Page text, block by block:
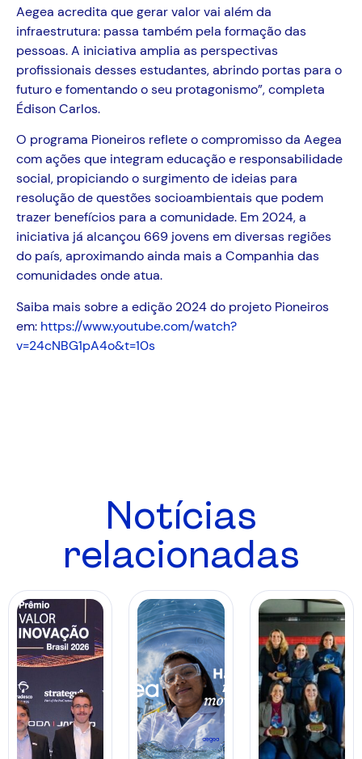
Aegea acredita que gerar valor vai além da
infraestrutura: passa também pela formação das
pessoas. A iniciativa amplia as perspectivas
profissionais desses estudantes, abrindo portas para o
futuro e fomentando o seu protagonismo”, completa
Édison Carlos.
O programa Pioneiros reflete o compromisso da Aegea
com ações que integram educação e responsabilidade
social, propiciando o surgimento de ideias para
resolução de questões socioambientais que podem
trazer benefícios para a comunidade. Em 2024, a
iniciativa já alcançou 669 jovens em diversas regiões
do país, aproximando ainda mais a Companhia das
comunidades onde atua.
Saiba mais sobre a edição 2024 do projeto Pioneiros
em: https://www.youtube.com/watch?
v=24cNBG1pA4o&t=10s
Notícias
relacionadas